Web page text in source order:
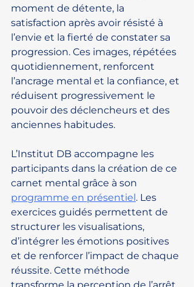
moment de détente, la
satisfaction après avoir résisté à
l’envie et la fierté de constater sa
progression. Ces images, répétées
quotidiennement, renforcent
l’ancrage mental et la confiance, et
réduisent progressivement le
pouvoir des déclencheurs et des
anciennes habitudes.
L’Institut DB accompagne les
participants dans la création de ce
carnet mental grâce à son
programme en présentiel. Les
exercices guidés permettent de
structurer les visualisations,
d’intégrer les émotions positives
et de renforcer l’impact de chaque
réussite. Cette méthode